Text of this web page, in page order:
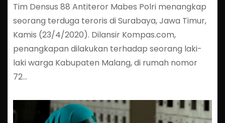
Tim Densus 88 Antiteror Mabes Polri menangkap
seorang terduga teroris di Surabaya, Jawa Timur,
Kamis (23/4/2020). Dilansir Kompas.com,
penangkapan dilakukan terhadap seorang laki-
laki warga Kabupaten Malang, di rumah nomor
72…